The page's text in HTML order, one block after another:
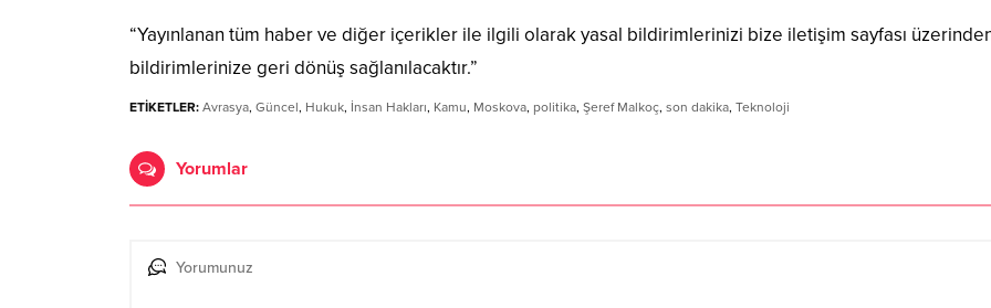
“Yayınlanan tüm haber ve diğer içerikler ile ilgili olarak yasal bildirimlerinizi bize iletişim sayfası
bildirimlerinize geri dönüş sağlanılacaktır.”
ETİKETLER: Avrasya, Güncel, Hukuk, İnsan Hakları, Kamu, Moskova, politika, Şeref Malkoç, son dakika, Teknoloji
Yorumlar